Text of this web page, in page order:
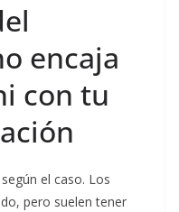
encaja
con tu
el caso. Los
pero suelen tener